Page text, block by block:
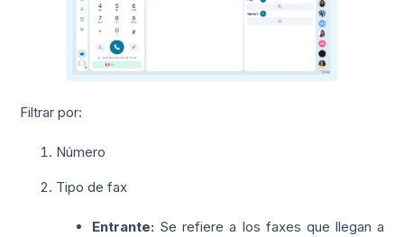
Filtrar por:
Número
Tipo de fax
Entrante: Se refiere a los faxes que llegan a